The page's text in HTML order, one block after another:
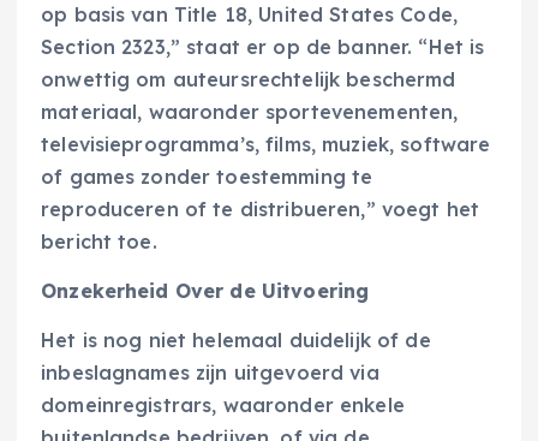
op basis van Title 18, United States Code,
Section 2323,” staat er op de banner. “Het is
onwettig om auteursrechtelijk beschermd
materiaal, waaronder sportevenementen,
televisieprogramma’s, films, muziek, software
of games zonder toestemming te
reproduceren of te distribueren,” voegt het
bericht toe.
Onzekerheid Over de Uitvoering
Het is nog niet helemaal duidelijk of de
inbeslagnames zijn uitgevoerd via
domeinregistrars, waaronder enkele